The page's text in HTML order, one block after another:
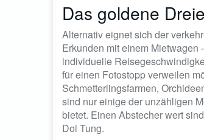
Das goldene
Alternativ eignet sich der
Erkunden mit einem
individuelle
für einen Fotostopp verweilen
Schmetterlingsfarmen,
sind nur einige der unzähligen
bietet. Einen Abstecher wert
Doi Tung.